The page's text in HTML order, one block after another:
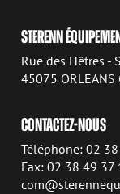
STERENN
Rue des Hêtres -
45075 ORLEANS
CONTACTEZ-NOUS
Téléphone: 02
Fax: 02 38 49 37